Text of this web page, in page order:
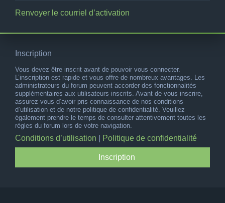
Renvoyer le courriel d’activation
Inscription
Vous devez être inscrit avant de pouvoir vous connecter.
L’inscription est rapide et vous offre de nombreux avantages. Les
administrateurs du forum peuvent accorder des fonctionnalités
supplémentaires aux utilisateurs inscrits. Avant de vous inscrire,
assurez-vous d’avoir pris connaissance de nos conditions
d’utilisation et de notre politique de confidentialité. Veuillez
également prendre le temps de consulter attentivement toutes les
règles du forum lors de votre navigation.
Conditions d’utilisation Politique de confidentialité
Inscription